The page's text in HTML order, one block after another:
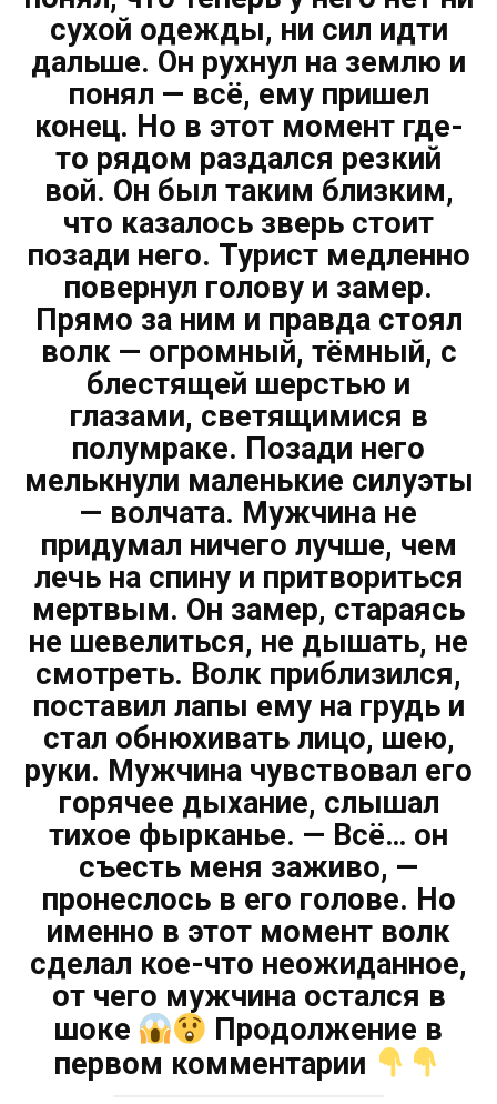
сухой одежды, ни сил идти
дальше. Он рухнул на землю и
понял — всё, ему пришел
конец. Но в этот момент где-
то рядом раздался резкий
вой. Он был таким близким,
что казалось зверь стоит
позади него. Турист медленно
повернул голову и замер.
Прямо за ним и правда стоял
волк — огромный, тёмный, с
блестящей шерстью и
глазами, светящимися в
полумраке. Позади него
мелькнули маленькие силуэты
— волчата. Мужчина не
придумал ничего лучше, чем
лечь на спину и притвориться
мертвым. Он замер, стараясь
не шевелиться, не дышать, не
смотреть. Волк приблизился,
поставил лапы ему на грудь и
стал обнюхивать лицо, шею,
руки. Мужчина чувствовал его
горячее дыхание, слышал
тихое фырканье. — Всё… он
съесть меня заживо, —
пронеслось в его голове. Но
именно в этот момент волк
сделал кое-что неожиданное,
от чего мужчина остался в
шоке
Продолжение в
первом комментарии